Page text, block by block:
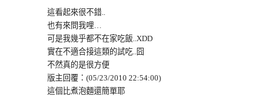
這看起來很不錯..
也有來問我哩…
可是我幾乎都不在家吃飯..XDD
實在不適合接這類的試吃..囧
不然真的是很方便
版主回覆：(05/23/2010 22:54:00)
這個比煮泡麵還簡單耶